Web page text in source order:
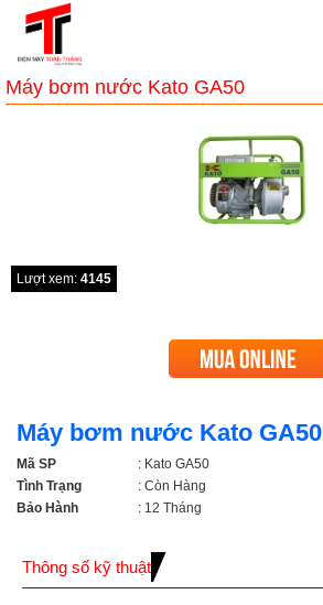
Máy bơm nước Kato GA50
Lượt xem: 4145
Máy bơm nước Kato GA50
Mã SP
: Kato GA50
Tình Trạng
: Còn Hàng
Bảo Hành
: 12 Tháng
Thông số kỹ thuật